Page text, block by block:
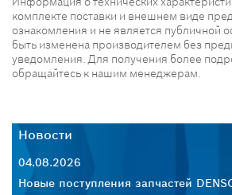
комплекте поставки и внешнем виде
ознакомления и не является публичной
быть изменена производителем без
уведомления. Для получения более
обращайтесь к нашим менеджерам.
Новости
04.08.2026
Новые поступления запчастей